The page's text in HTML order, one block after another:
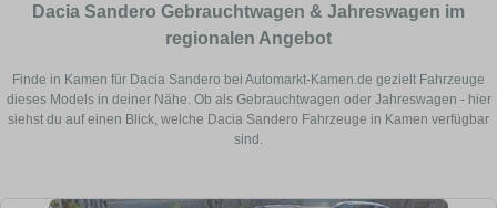
Dacia Sandero Gebrauchtwagen & Jahreswagen im
regionalen Angebot
Finde in Kamen für Dacia Sandero bei Automarkt-Kamen.de gezielt Fahrzeuge
dieses Models in deiner Nähe. Ob als Gebrauchtwagen oder Jahreswagen - hier
siehst du auf einen Blick, welche Dacia Sandero Fahrzeuge in Kamen verfügbar
sind.